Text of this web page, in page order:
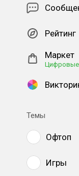
Рейтинг
Маркет
Темы
Офтоп
Игры